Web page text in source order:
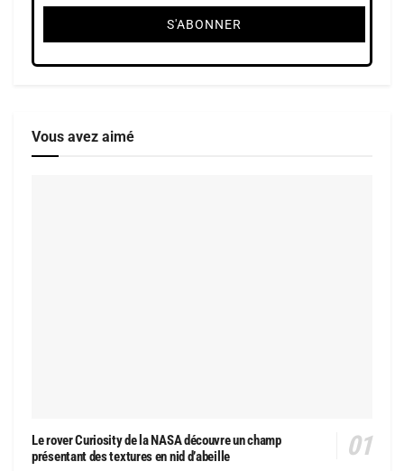
Vous avez aimé
Le rover Curiosity de la NASA découvre un champ
présentant des textures en nid d’abeille